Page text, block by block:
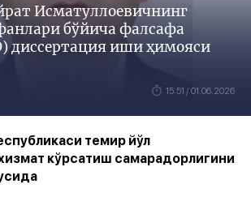
Исматуллоевичнинг
бўйича фалсафа
диссертация иши ҳимояси
15:51 / 01.06.2026
темир йўл
кўрсатиш самарадорлигини